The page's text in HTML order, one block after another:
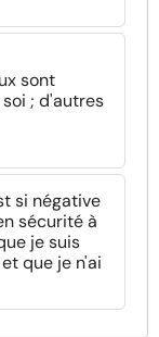
sont
; d'autres
si négative
sécurité à
je suis
que je n'ai